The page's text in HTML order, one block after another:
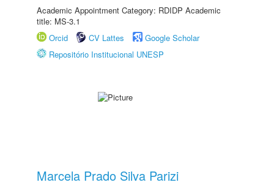
Academic Appointment Category: RDIDP Academic
title: MS-3.1
Orcid
CV Lattes
Google Scholar
Repositório Institucional UNESP
Marcela Prado Silva Parizi